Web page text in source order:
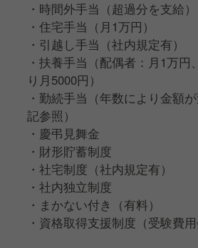
・時間外手当（超過分を支給）
・住宅手当（月1万円）
・引越し手当（社内規定有）
・扶養手当（配偶者：月1万円
り月5000円）
・勤続手当（年数により金額
記参照）
・慶弔見舞金
・財形貯蓄制度
・社宅制度（社内規定有）
・社内独立制度
・まかない付き（有料）
・資格取得支援制度（受験費用